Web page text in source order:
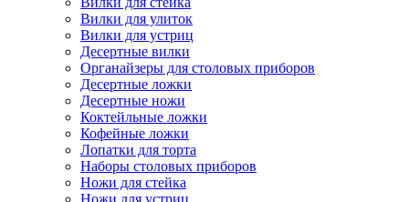
Вилки для улиток
Вилки для устриц
Десертные вилки
Органайзеры для столовых приборов
Десертные ложки
Десертные ножи
Коктейльные ложки
Кофейные ложки
Лопатки для торта
Наборы столовых приборов
Ножи для стейка
Ножи для устриц